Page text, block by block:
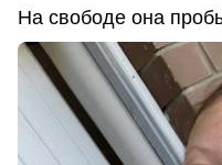
На свободе она